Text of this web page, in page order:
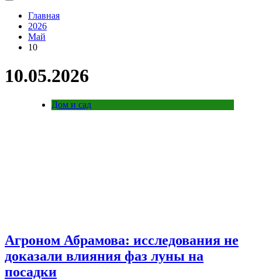
Главная
2026
Май
10
10.05.2026
Дом и сад
Агроном Абрамова: исследования не
доказали влияния фаз луны на
посадки